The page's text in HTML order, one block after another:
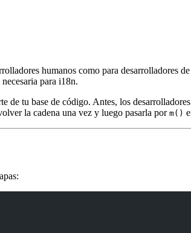
humanos como para
para i18n.
de tu base de código. Antes, los
la cadena una vez y luego pasarla por m()